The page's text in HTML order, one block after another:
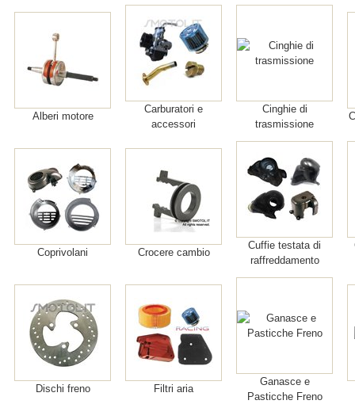
Alberi motore
Carburatori e
accessori
Cinghie di
trasmissione
Coprivolani Crocere cambio
Cuffie testata di
raffreddamento
Dischi freno Filtri aria
Ganasce e
Pasticche Freno